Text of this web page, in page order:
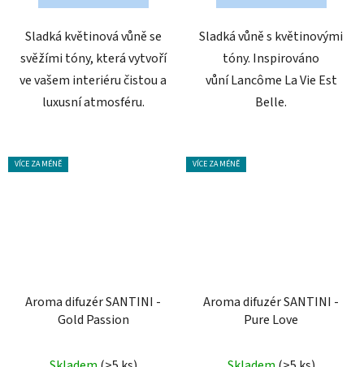
Sladká květinová vůně se
svěžími tóny, která vytvoří
ve vašem interiéru čistou a
luxusní atmosféru.
Sladká vůně s květinovými
tóny. Inspirováno
vůní Lancôme La Vie Est
Belle.
VÍCE ZA MÉNĚ
Aroma difuzér SANTINI -
Gold Passion
VÍCE ZA MÉNĚ
Aroma difuzér SANTINI -
Pure Love